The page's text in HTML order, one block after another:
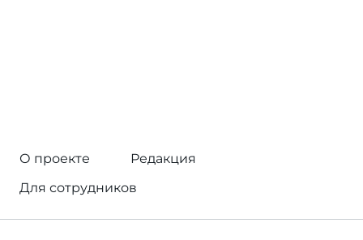
О проекте
Редакция
Для сотрудников